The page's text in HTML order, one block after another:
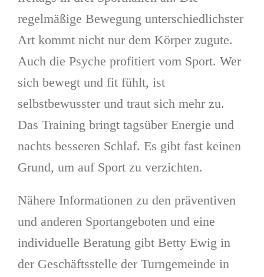
regelmäßige Bewegung unterschiedlichster
Art kommt nicht nur dem Körper zugute.
Auch die Psyche profitiert vom Sport. Wer
sich bewegt und fit fühlt, ist
selbstbewusster und traut sich mehr zu.
Das Training bringt tagsüber Energie und
nachts besseren Schlaf. Es gibt fast keinen
Grund, um auf Sport zu verzichten.
Nähere Informationen zu den präventiven
und anderen Sportangeboten und eine
individuelle Beratung gibt Betty Ewig in
der Geschäftsstelle der Turngemeinde in